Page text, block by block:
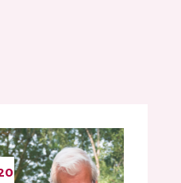
20 إلى 80